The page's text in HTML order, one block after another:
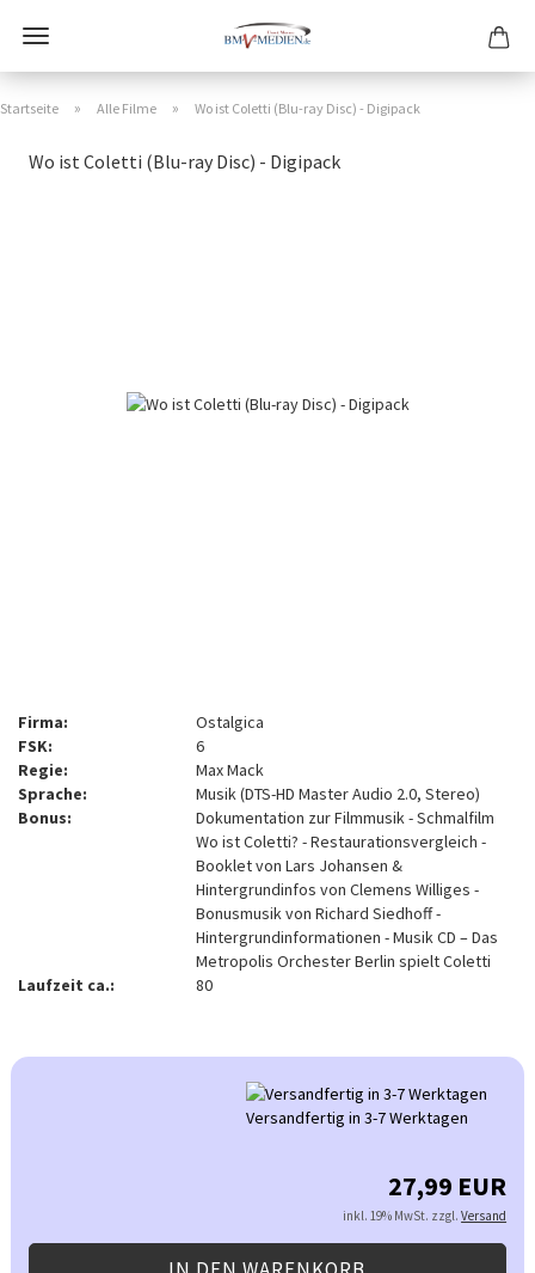
Startseite » Alle Filme » Wo ist Coletti (Blu-ray Disc) - Digipack
Wo ist Coletti (Blu-ray Disc) - Digipack
Firma:
Ostalgica
FSK:
6
Regie:
Max Mack
Sprache:
Musik (DTS-HD Master Audio 2.0, Stereo)
Bonus:
Dokumentation zur Filmmusik - Schmalfilm
Wo ist Coletti? - Restaurationsvergleich -
Booklet von Lars Johansen &
Hintergrundinfos von Clemens Williges -
Bonusmusik von Richard Siedhoff -
Hintergrundinformationen - Musik CD – Das
Metropolis Orchester Berlin spielt Coletti
Laufzeit ca.:
80
Versandfertig in 3-7 Werktagen
27,99 EUR
inkl. 19% MwSt. zzgl.Versand